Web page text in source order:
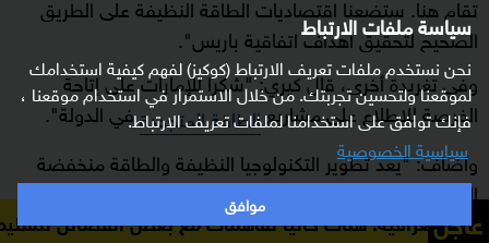
سياسة ملفات الارتباط
نحن نستخدم ملفات تعريف الارتباط (كوكيز) لفهم كيفية استخدامك
لموقعنا ولتحسين تجربتك. من خلال الاستمرار في استخدام موقعنا ،
فإنك توافق على استخدامنا لملفات تعريف الارتباط.
سياسية الخصوصية
موافق
تقام هنا. ستضعنا اقتصاديات الطاقة النظيفة على الطريق
الصحيح لتحقيق أهداف اتفاقية باريس".
وفي تغريدة أخرى، قال كيري: "شكرا للإمارات على إتاحة
الفرصة للاطلاع على مشاريعالطاقة المتجددةفي الدولة".
وأضاف: "يعد تطوير التكنولوجيا النظيفة والطاقة منخفضة
الكربون، أمرا بالغ الأهمية الآن، ليس هناك وقت نضيعه".
عاجل
حاليا تفاهمات مع بعض الفصائل لتسليم سلاحها الناطق